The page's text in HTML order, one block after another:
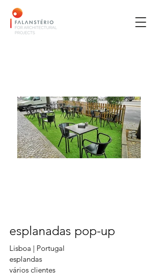
esplanadas pop-up
Lisboa | Portugal
esplandas
vários clientes